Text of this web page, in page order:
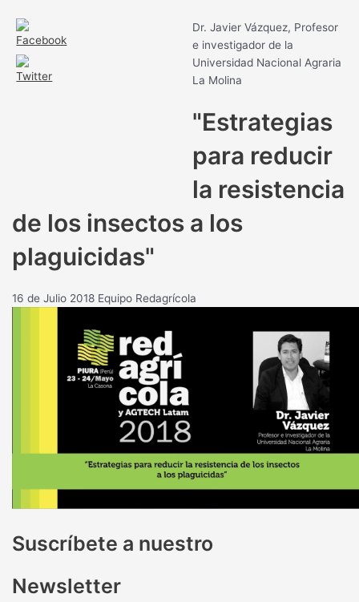
Dr. Javier Vázquez, Profesor
e investigador de la
Universidad Nacional Agraria
La Molina
"Estrategias
para reducir
la resistencia
de los insectos a los
plaguicidas"
16 de Julio 2018 Equipo Redagrícola
Suscríbete a nuestro
Newsletter